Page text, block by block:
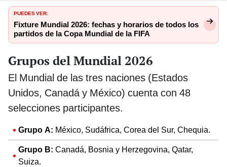
PUEDES VER:
Fixture Mundial 2026: fechas y horarios de todos los
partidos de la Copa Mundial de la FIFA
Grupos del Mundial 2026
El Mundial de las tres naciones (Estados
Unidos, Canadá y México) cuenta con 48
selecciones participantes.
Grupo A: México, Sudáfrica, Corea del Sur, Chequia.
Grupo B: Canadá, Bosnia y Herzegovina, Qatar,
Suiza.